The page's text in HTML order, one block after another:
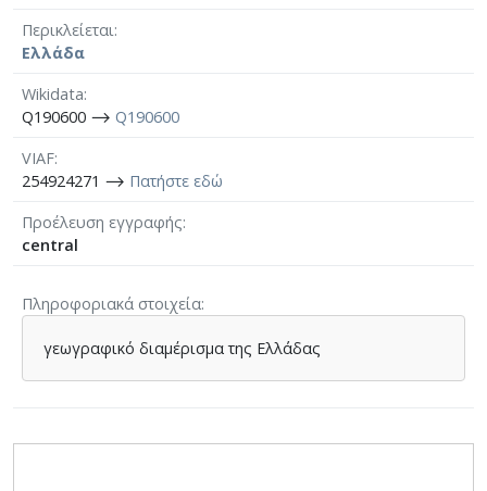
Περικλείεται
Ελλάδα
Wikidata
Q190600 ⟶ Q190600
VIAF
254924271 ⟶ Πατήστε εδώ
Προέλευση εγγραφής
central
Πληροφοριακά στοιχεία
γεωγραφικό διαμέρισμα της Ελλάδας